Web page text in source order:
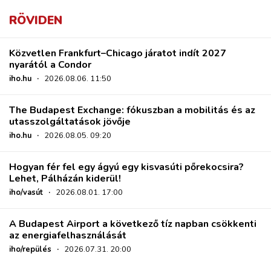
RÖVIDEN
Közvetlen Frankfurt–Chicago járatot indít 2027
nyarától a Condor
iho.hu · 2026.08.06. 11:50
The Budapest Exchange: fókuszban a mobilitás és az
utasszolgáltatások jövője
iho.hu · 2026.08.05. 09:20
Hogyan fér fel egy ágyú egy kisvasúti pőrekocsira?
Lehet, Pálházán kiderül!
iho/vasút · 2026.08.01. 17:00
A Budapest Airport a következő tíz napban csökkenti
az energiafelhasználását
iho/repülés · 2026.07.31. 20:00